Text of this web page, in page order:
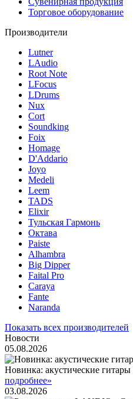
Торговое оборудование
Производители
Lutner
LAudio
Root Note
LFocus
LDrums
Nux
Cort
Soundking
Foix
Homage
D'Addario
Joyo
Medeli
Leem
TADS
Elixir
Тульская Гармонь
Октава
Paiste
Alhambra
Big Dipper
Faital Pro
Caraya
Fante
Naranda
Показать всех производителей
Новости
05.08.2026
Новинка: акустические
подробнее»
03.08.2026